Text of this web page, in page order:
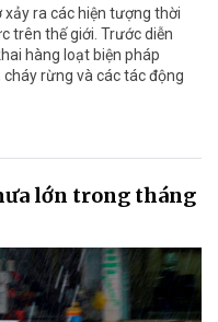
xảy ra các hiện tượng thời
trên thế giới. Trước diễn
hàng loạt biện pháp
rừng và các tác động
lớn trong tháng